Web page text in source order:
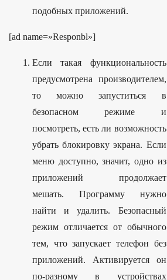
подобных приложений.
[ad name=»Responbl»]
Если такая функциональность
предусмотрена производителем,
то можно запуститься в
безопасном режиме и
посмотреть, есть ли возможность
убрать блокировку экрана. Если
меню доступно, значит, одно из
приложений продолжает
мешать. Программу нужно
найти и удалить. Безопасный
режим отличается от обычного
тем, что запускает телефон без
приложений. Активируется он
по-разному в устройствах